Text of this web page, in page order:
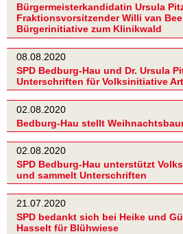
Bürgermeisterkandidatin Ursula
Fraktionsvorsitzender Willi van
Bürgerinitiative zum Klinikwald
08.08.2020
SPD Bedburg-Hau und Dr. Ursula
Unterschriften für Volksinitiative
02.08.2020
Bedburg-Hau stellt
02.08.2020
SPD Bedburg-Hau unterstützt
und sammelt Unterschriften
21.07.2020
SPD bedankt sich bei Heike und
Hasselt für Blühwiese